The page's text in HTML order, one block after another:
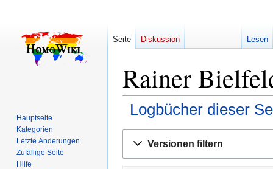
Rainer
Logbücher dieser
Navigation
Suche
Versionen filtern
Seite Diskussion Lesen
Hauptseite
Kategorien
Letzte Änderungen
Zufällige Seite
Hilfe